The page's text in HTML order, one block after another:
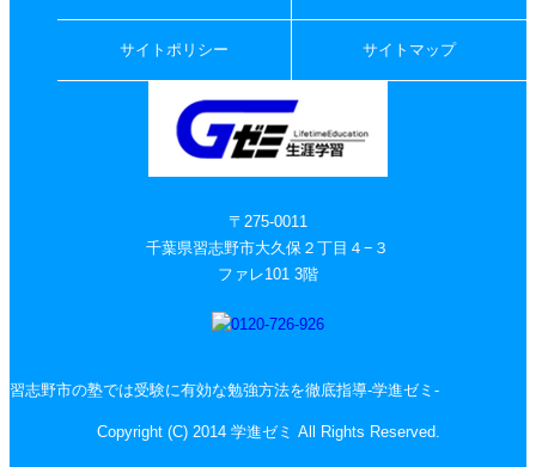
サイトポリシー サイトマップ
〒275-0011
千葉県習志野市大久保２丁目４−３
ファレ101 3階
習志野市の塾では受験に有効な勉強方法を徹底指導-学進ゼミ-
Copyright (C) 2014 学進ゼミ All Rights Reserved.